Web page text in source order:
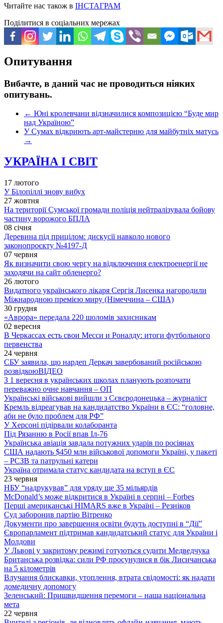
Читайте нас також в ІНСТАГРАМ
Поділитися в соціальних мережах
Опитування
Вибачте, в даний час не проводиться ніяких
опитувань.
← Юні кролевчани відзначилися композицією “Буде мир
над Україною”
У Сумах відкриють арт-майстерню для майбутніх матусь
→
УКРАЇНА І СВІТ
17 лютого
У Білопіллі знову вибух
27 жовтня
На території Сумської громади поліція нейтралізувала бойову
частину ворожого БПЛА
08 січня
Деревина під прицілом: дискусії навколо нового
законопроєкту №4197-Д
07 червня
Як визначити свою чергу на відключення електроенергії не
заходячи на сайт обленерго?
26 лютого
Видатного українського лікаря Сергія Лисенка нагородили
Міжнародною премією миру (Німеччина – США)
30 грудня
«Аврора» передала 220 шоломів захисникам
02 вересня
В Черкассах есть свои Месси и Роналду: итоги футбольного
первенства
24 червня
СБУ заявила, що нардеп Деркач завербований російською
розвідкоюВІДЕО
З 1 вересня в українських школах планують розпочати
переважно очне навчання – ОП
Українські військові вийшли з Сєвєродонецька – журналіст
Кремль відреагував на кандидатство України в ЄС: “головне,
аби не було проблем для РФ”
У Херсоні підірвали колаборанта
Під Рязанню в Росії впав Іл-76
Українська авіація завдала потужних ударів по росіянах
США надають $450 млн військової допомоги Україні, у пакеті
– РСЗВ та патрульні катери
Україна отримала статус кандидата на вступ в ЄС
23 червня
НБУ “надрукував” для уряду ще 35 мільярдів
McDonald’s може відкритися в Україні в серпні – Forbes
Перші американські HIMARS вже в Україні – Резніков
Суд заборонив партію Вітренко
Документи про завершення освіти будуть доступні в “Дії”
Європарламент підтримав кандидатський статус для України і
Молдови
У Львові у закритому режимі готуються судити Медведчука
Британська розвідка: сили РФ просунулися в бік Лисичанська
на 5 кілометрів
Влучання блискавки, утоплення, втрата свідомості: як надати
домедичну допомогу
Зеленський: Пришвидшення перемоги – наша національна
мета
22 червня